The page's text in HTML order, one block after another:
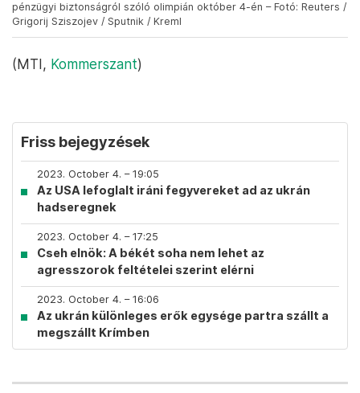
pénzügyi biztonságról szóló olimpián október 4-én – Fotó: Reuters /
Grigorij Sziszojev / Sputnik / Kreml
(MTI, Kommerszant)
Friss bejegyzések
2023. October 4. – 19:05
Az USA lefoglalt iráni fegyvereket ad az ukrán
hadseregnek
2023. October 4. – 17:25
Cseh elnök: A békét soha nem lehet az
agresszorok feltételei szerint elérni
2023. October 4. – 16:06
Az ukrán különleges erők egysége partra szállt a
megszállt Krímben